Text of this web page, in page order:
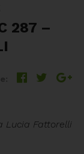
287 –
Lucia Fattorelli